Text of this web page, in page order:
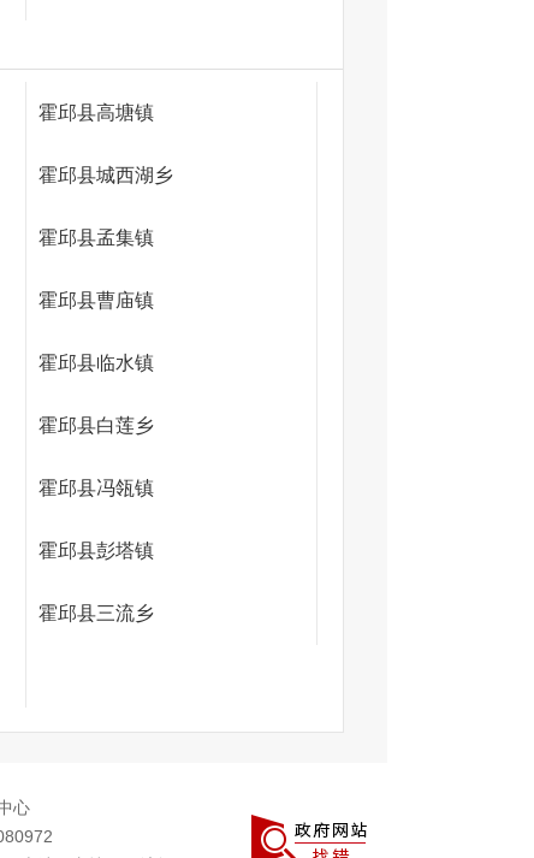
霍邱县高塘镇
霍邱县城西湖乡
霍邱县孟集镇
霍邱县曹庙镇
霍邱县临水镇
霍邱县白莲乡
霍邱县冯瓴镇
霍邱县彭塔镇
霍邱县三流乡
心